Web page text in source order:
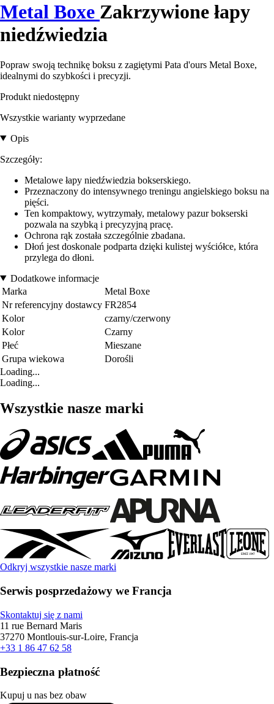
Metal Boxe Zakrzywione łapy
niedźwiedzia
Popraw swoją technikę boksu z zagiętymi Pata d'ours Metal Boxe,
idealnymi do szybkości i precyzji.
Produkt niedostępny
Wszystkie warianty wyprzedane
Opis
Szczegóły:
Metalowe łapy niedźwiedzia bokserskiego.
Przeznaczony do intensywnego treningu angielskiego boksu na
pięści.
Ten kompaktowy, wytrzymały, metalowy pazur bokserski
pozwala na szybką i precyzyjną pracę.
Ochrona rąk została szczególnie zbadana.
Dłoń jest doskonale podparta dzięki kulistej wyściółce, która
przylega do dłoni.
Dodatkowe informacje
Marka
Metal Boxe
Nr referencyjny dostawcy FR2854
Kolor
czarny/czerwony
Kolor
Czarny
Płeć
Mieszane
Grupa wiekowa
Dorośli
Loading...
Loading...
Wszystkie nasze marki
Odkryj wszystkie nasze marki
Serwis posprzedażowy we Francja
Skontaktuj się z nami
11 rue Bernard Maris
37270 Montlouis-sur-Loire, Francja
+33 1 86 47 62 58
Bezpieczna płatność
Kupuj u nas bez obaw